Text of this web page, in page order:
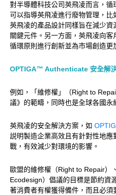
對半導體科技公司英飛凌而言，
可以指導英飛凌進行廢物管理，比
英飛凌的產品設計同樣旨在減少
關鍵元件。另一方面，英飛凌向
循環原則進行創新並為市場創造更
OPTIGA™ Authenticate 安全解
例如，「維修權」（Right to
議》的範疇，同時也是全球各國永
英飛凌的安全解決方案，如
説明製造企業高效且有針對性地
戰，有效減少對環境的影響。
歐盟的維修權（Right to Repair）
Ecodesign）倡議的目標是節約資
著消費者有權獲得備件，而且必須